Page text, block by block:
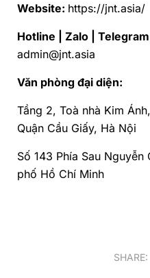
Website: https://jnt.asia/
Hotline | Zalo |
admin@jnt.asia
Văn phòng đại diện:
Tầng 2, Toà nhà Kim
Quận Cầu Giấy, Hà Nội
Số 143 Phía Sau Nguyễn
phố Hồ Chí Minh
SHARE: